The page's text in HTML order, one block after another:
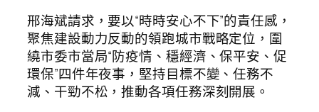
邢海斌請求，要以“時時安心不下”的責任感，
聚焦建設動力反動的領跑城市戰略定位，圍
繞市委市當局“防疫情、穩經濟、保平安、促
環保”四件年夜事，堅持目標不變、任務不
減、干勁不松，推動各項任務深刻開展。